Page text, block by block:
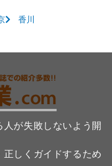
香川
が失敗しないよう開
しくガイドするため